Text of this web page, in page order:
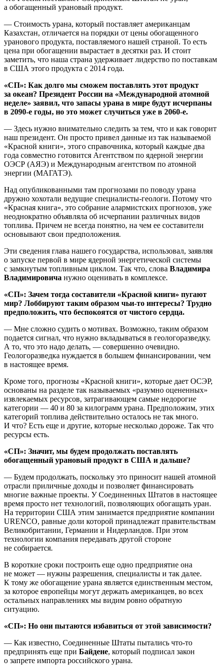
а обогащенный урановый продукт.
— Стоимость урана, который поставляет американцам
Казахстан, отличается на порядки от цены обогащенного
уранового продукта, поставляемого нашей страной. То есть
цена при обогащении вырастает в десятки раз. И стоит
заметить, что наша страна удерживает лидерство по поставкам
в США этого продукта с 2014 года.
«СП»: Как долго мы сможем поставлять этот продукт
за океан? Президент России на «Международной атомной
неделе» заявил, что запасы урана в мире будут исчерпаны
в 2090-е годы, но это может случиться уже в 2060-е.
— Здесь нужно внимательно следить за тем, что и как говорит
наш президент. Он просто привел данные из так называемой
«Красной книги», этого справочника, который каждые два
года совместно готовится Агентством по ядерной энергии
ОЭСР (АЯЭ) и Международным агентством по атомной
энергии (МАГАТЭ).
Над опубликованными там прогнозами по поводу урана
дружно хохотали ведущие специалисты-геологи. Потому что
«Красная книга», это собрание алармистских прогнозов, уже
неоднократно объявляла об исчерпании различных видов
топлива. Причем не всегда понятно, на чем ее составители
основывают свои предположения.
Эти сведения глава нашего государства, использовал, заявляя
о запуске первой в мире ядерной энергетической системы
с замкнутым топливным циклом. Так что, слова Владимира
Владимировича нужно оценивать в комплексе.
«СП»: Зачем тогда составители «Красной книги» пугают
мир? Лоббируют таким образом чьи-то интересы? Трудно
предположить, что беспокоятся от чистого сердца.
— Мне сложно судить о мотивах. Возможно, таким образом
подается сигнал, что нужно вкладываться в геологоразведку.
А то, что это надо делать, — совершенно очевидно.
Геологоразведка нуждается в большем финансировании, чем
в настоящее время.
Кроме того, прогнозы «Красной книги», которые дает ОСЭР,
основаны на разделе так называемых «разумно оцененных»
извлекаемых ресурсов, затрагивающем самые недорогие
категории — 40 и 80 за килограмм урана. Предположим, этих
категорий топлива действительно осталось не так много.
И что? Есть еще и другие, которые несколько дороже. Так что
ресурсы есть.
«СП»: Значит, мы будем продолжать поставлять
обогащенный урановый продукт в США и дальше?
— Будем продолжать, поскольку это приносит нашей атомной
отрасли приличные доходы и позволяет финансировать
многие важные проекты. У Соединенных Штатов в настоящее
время просто нет технологий, позволяющих обогащать уран.
На территории США этим занимается предприятие компании
URENCO, равные доли которой принадлежат правительствам
Великобритании, Германии и Нидерландов. При этом
технологии компания передавать другой стороне
не собирается.
В короткие сроки построить еще одно предприятие она
не может — нужны разрешения, специалисты и так далее.
К тому же обогащение урана является единственным местом,
за которое европейцы могут держать американцев, во всех
остальных направлениях мы видим ровно обратную
ситуацию.
«СП»: Но они пытаются избавиться от этой зависимости?
— Как известно, Соединенные Штаты пытались что-то
предпринять еще при Байдене, который подписал закон
о запрете импорта российского урана.